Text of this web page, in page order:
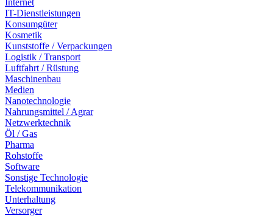
Internet
IT-Dienstleistungen
Konsumgüter
Kosmetik
Kunststoffe / Verpackungen
Logistik / Transport
Luftfahrt / Rüstung
Maschinenbau
Medien
Nanotechnologie
Nahrungsmittel / Agrar
Netzwerktechnik
Öl / Gas
Pharma
Rohstoffe
Software
Sonstige Technologie
Telekommunikation
Unterhaltung
Versorger